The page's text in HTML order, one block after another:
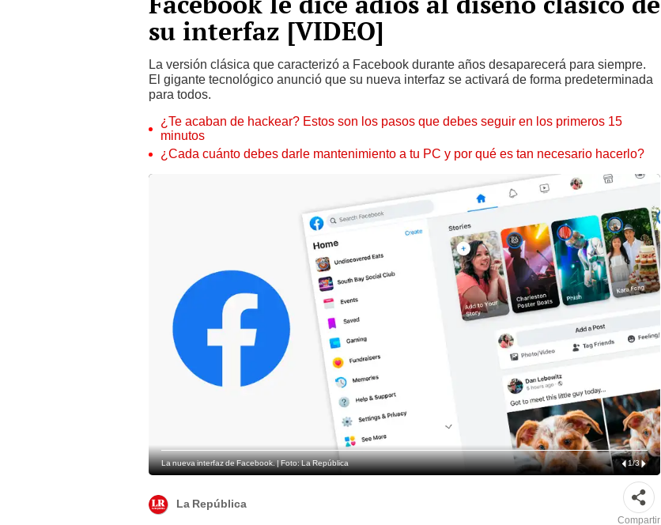
su interfaz [VIDEO]
La versión clásica que caracterizó a Facebook durante años desaparecerá para siempre.
El gigante tecnológico anunció que su nueva interfaz se activará de forma predeterminada
para todos.
¿Te acaban de hackear? Estos son los pasos que debes seguir en los primeros 15
minutos
¿Cada cuánto debes darle mantenimiento a tu PC y por qué es tan necesario hacerlo?
La nueva interfaz de Facebook. | Foto: La República 1/3
La República
Compartir